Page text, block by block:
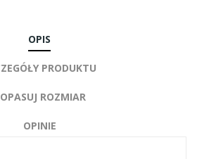
OPIS
PRODUKTU
ROZMIAR
OPINIE